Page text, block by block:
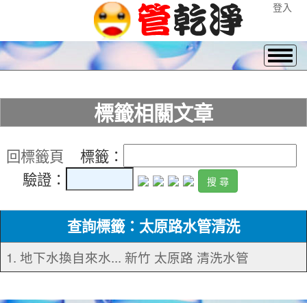
登入
標籤相關文章
回標籤頁 標籤：
驗證：
查詢標籤：太原路水管清洗
1. 地下水換自來水... 新竹 太原路 清洗水管